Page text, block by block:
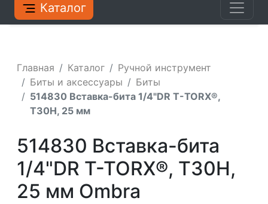
Каталог
Главная Каталог
Ручной инструмент
Биты и аксессуары
Биты
514830 Вставка-бита 1/4"DR T-TORX®,
T30H, 25 мм
514830 Вставка-бита
1/4"DR T-TORX®, T30H,
25 мм Ombra